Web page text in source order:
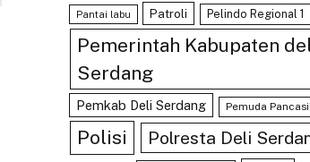
Pantai labu Patroli Pelindo Regional 1
Pemerintah Kabupaten
Serdang
Pemkab Deli Serdang Pemuda
Polisi Polresta Deli